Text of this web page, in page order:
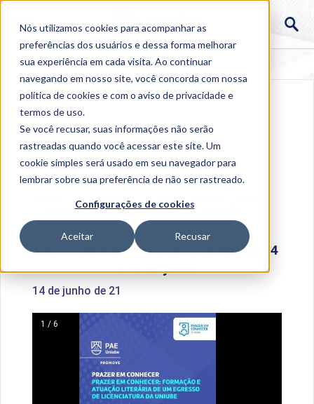
Nós utilizamos cookies para acompanhar as
preferências dos usuários e dessa forma melhorar
sua experiência em cada visita. Ao continuar
navegando em nosso site, você concorda com nossa
política de cookies e com o aviso deprivacidade e
termos de uso.
Se você recusar, suas informações não serão
rastreadas quando você acessar este site. Um
cookie simples será usado em seu navegador para
lembrar sobre sua preferência de não ser rastreado.
Configurações de cookies
Aceitar Recusar
Promove: bate-papos on-line de 14 a 18 de junho
PAE Promove: bate-papos on-line de 14
a 18 de junho
14 de junho de 21
1 / 6